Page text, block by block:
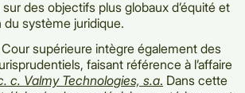
sur des objectifs plus globaux d’équité et
du système juridique.
supérieure intègre également des
faisant référence à l’affaire
c. Valmy Technologies, s.a. Dans cette